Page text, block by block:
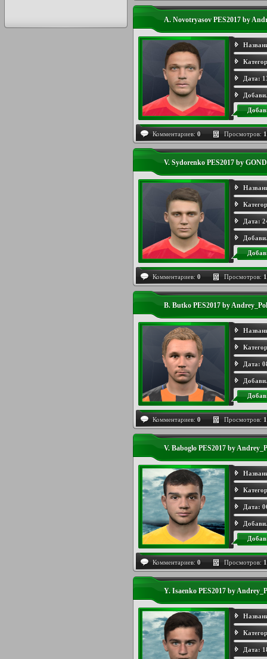
A. Novotryasov PES2017 by
Дата:
Комментариев: 0 Просмотров:
V. Sydorenko PES2017 by
Дата:
Комментариев: 0 Просмотров:
B. Butko PES2017 by Andrey_Pol
Дата:
Комментариев: 0 Просмотров:
V. Baboglo PES2017 by
Дата:
Комментариев: 0 Просмотров:
Y. Isaenko PES2017 by
Дата: